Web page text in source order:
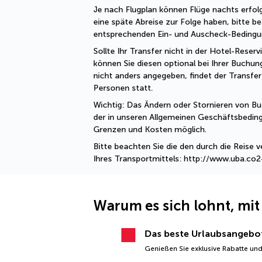
Je nach Flugplan können Flüge nachts
eine späte Abreise zur Folge haben, bitte
entsprechenden Ein- und Auscheck-
Sollte Ihr Transfer nicht in der Hotel-
können Sie diesen optional bei Ihrer
nicht anders angegeben, findet der
Personen statt.
Wichtig: Das Ändern oder Stornieren von
der in unseren Allgemeinen
Grenzen und Kosten möglich.
Bitte beachten Sie die den durch die Reise
Ihres Transportmittels: http://
Warum es sich lohnt,
Das beste
Genießen Sie exklusive Rabatte